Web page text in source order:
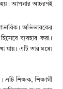
হয়। আপনার আচরণই
অভিভাবকের
ব্যবহার করা।
যায়। এটি তার মধ্যে
শিক্ষক, শিক্ষার্থী